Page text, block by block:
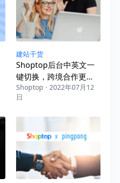
建站干货
Shoptop后台中英文一
键切换，跨境合作更便
捷！
Shoptop · 2022年07月12
日